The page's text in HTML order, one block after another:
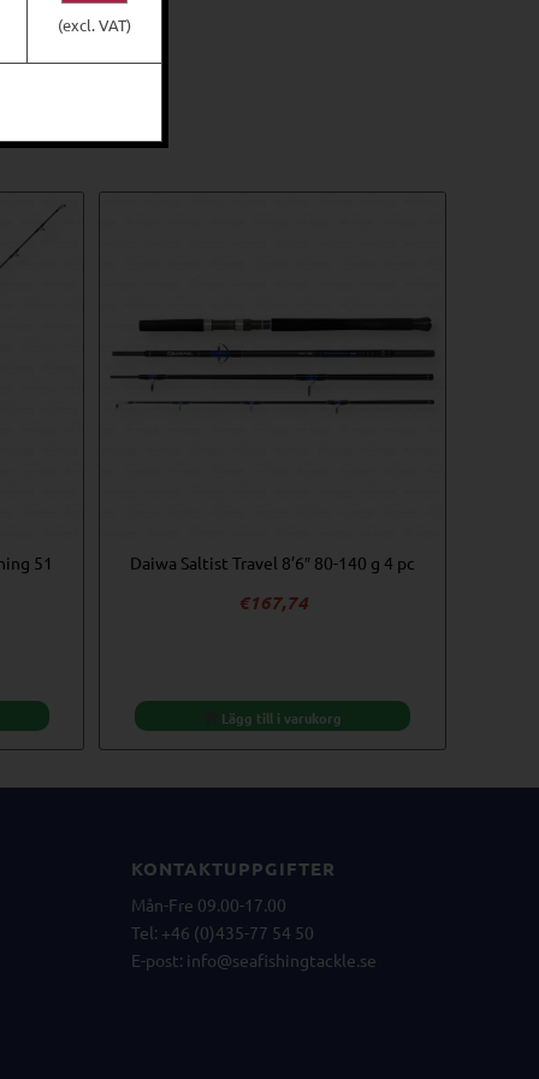
51
Daiwa Saltist Travel 8’6″ 80-140 g 4 pc
€167,74
Lägg till i varukorg
KONTAKTUPPGIFTER
Mån-Fre 09.00-17.00
Tel: +46 (0)435-77 54 50
E-post: info@seafishingtackle.se
(excl. VAT)